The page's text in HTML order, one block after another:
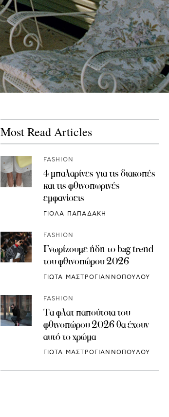
Most Read Articles
FASHION
4 μπαλαρίνες για τις διακοπές
και τις φθινοπωρινές
εμφανίσεις
ΓΙΟΛΑ ΠΑΠΑΔΑΚΗ
FASHION
Γνωρίζουμε ήδη το bag trend
του φθινοπώρου 2026
ΓΙΩΤΑ ΜΑΣΤΡΟΓΙΑΝΝΟΠΟΥΛΟΥ
FASHION
Τα φλατ παπούτσια του
φθινοπώρου 2026 θα έχουν
αυτό το χρώμα
ΓΙΩΤΑ ΜΑΣΤΡΟΓΙΑΝΝΟΠΟΥΛΟΥ